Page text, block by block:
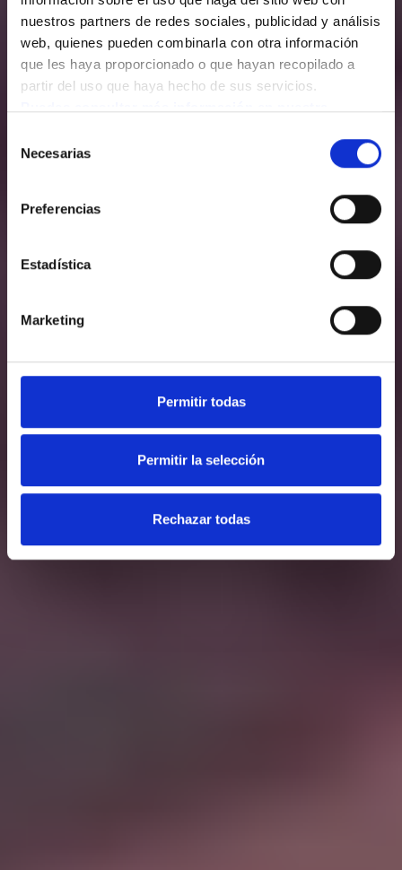
nuestros partners de redes sociales, publicidad y análisis
web, quienes pueden combinarla con otra información
que les haya proporcionado o que hayan recopilado a
partir del uso que haya hecho de sus servicios.
Necesarias
Preferencias
Estadística
Marketing
Permitir todas
Permitir la selección
Rechazar todas